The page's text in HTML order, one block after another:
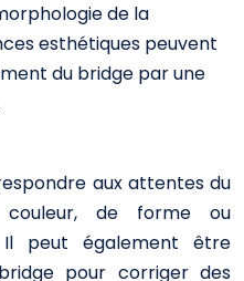
de la
esthétiques peuvent
du bridge par une
aux attentes du
de forme ou
Il peut également être
pour corriger des